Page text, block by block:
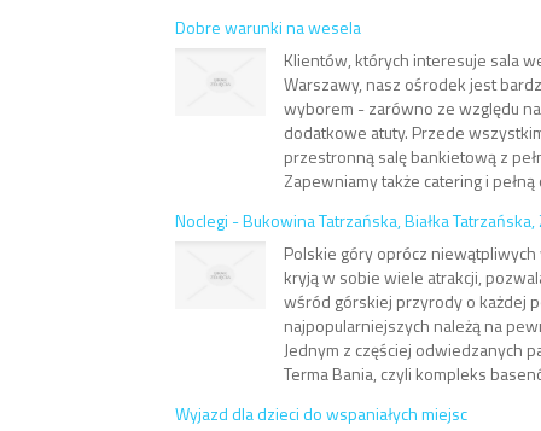
Dobre warunki na wesela
Klientów, których interesuje sala
Warszawy, nasz ośrodek jest
wyborem - zarówno ze względu
dodatkowe atuty. Przede
przestronną salę bankietową z
Zapewniamy także catering i pełną
Noclegi - Bukowina Tatrzańska, Białka
Polskie góry oprócz
kryją w sobie wiele atrakcji,
wśród górskiej przyrody o każdej
najpopularniejszych należą na
Jednym z częściej odwiedzanych
Terma Bania, czyli kompleks
Wyjazd dla dzieci do wspaniałych miejsc